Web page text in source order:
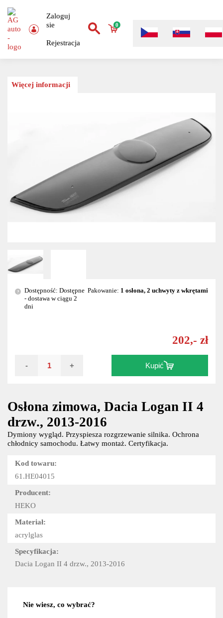
Zaloguj
sie
Rejestracja
0
Więcej informacji
Osłona zimowa, Dacia Logan II 4
drzw., 2013-2016
Dymiony wygląd. Przyspiesza rozgrzewanie silnika. Ochrona
chłodnicy samochodu. Łatwy montaż. Certyfikacja.
Kod towaru:
61.HE04015
Producent:
HEKO
Materiał:
acrylglas
Specyfikacja:
Dacia Logan II 4 drzw., 2013-2016
?
Dostępność: Dostępne
- dostawa w ciągu 2
dni
Pakowanie: 1 osłona, 2 uchwyty z wkrętami
202,- zł
- + Kupić
Nie wiesz, co wybrać?